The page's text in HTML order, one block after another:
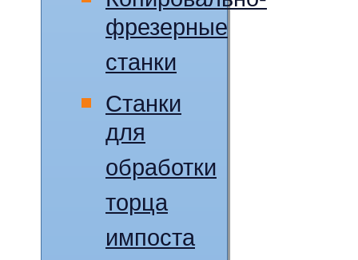
фрезерные
станки
Станки
для
обработки
торца
импоста